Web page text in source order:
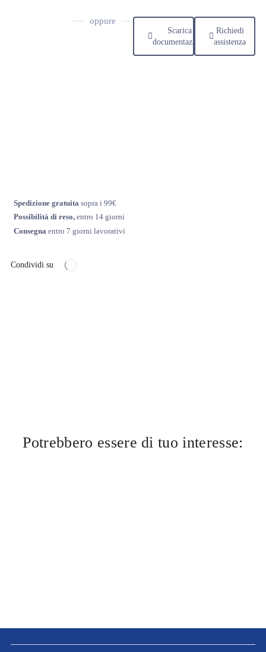
oppure
Scarica
documentazione
Richiedi
assistenza
Spedizione gratuita sopra i 99€
Possibilità di reso, entro 14 giorni
Consegna entro 7 giorni lavorativi
Condividi su
Potrebbero essere di tuo interesse: